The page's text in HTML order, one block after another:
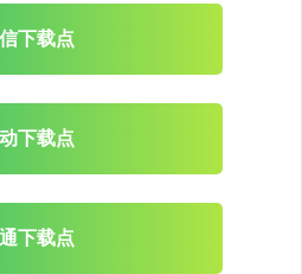
下载点
下载点
下载点